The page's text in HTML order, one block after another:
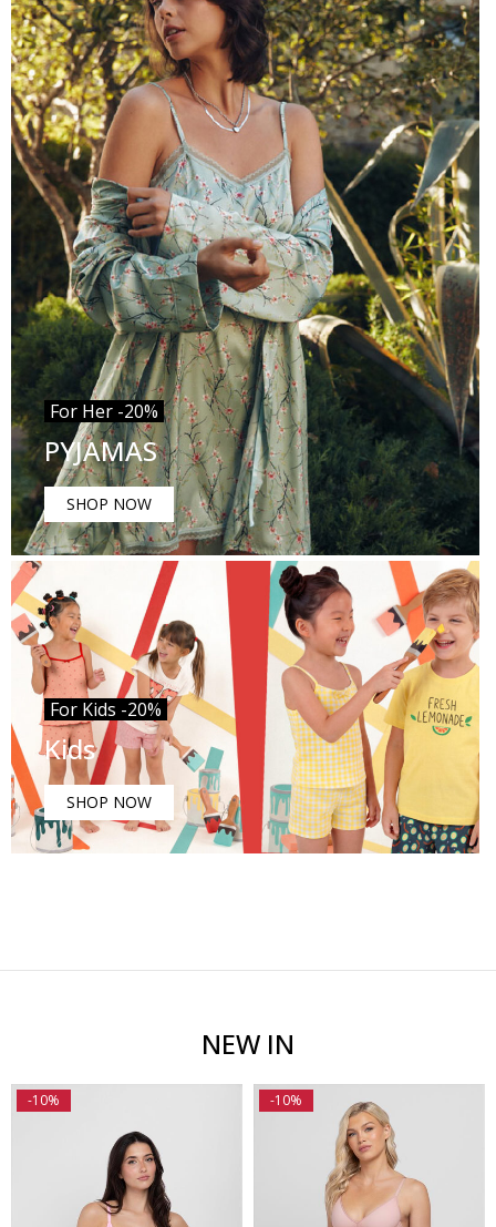
For Her -20%
PYJAMAS
SHOP NOW
For Kids -20%
Kids
SHOP NOW
NEW IN
-10% -10%